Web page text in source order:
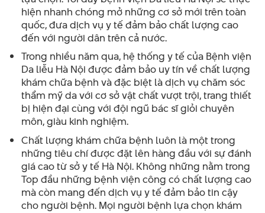
hiện nhanh chóng mở những cơ sở mới trên toàn
quốc, đưa dịch vụ y tế đảm bảo chất lượng cao
đến với người dân trên cả nước.
Trong nhiều năm qua, hệ thống y tế của Bệnh viện
Da liễu Hà Nội được đảm bảo uy tín về chất lượng
khám chữa bệnh và đặc biệt là dịch vụ chăm sóc
thẩm mỹ da với cơ sở vật chất vượt trội, trang thiết
bị hiện đại cùng với đội ngũ bác sĩ giỏi chuyên
môn, giàu kinh nghiệm.
Chất lượng khám chữa bệnh luôn là một trong
những tiêu chí được đặt lên hàng đầu với sự đánh
giá cao từ sở y tế Hà Nội. Không những nằm trong
Top đầu những bệnh viện công có chất lượng cao
mà còn mang đến dịch vụ y tế đảm bảo tin cậy
cho người bệnh. Mọi người bệnh lựa chọn khám